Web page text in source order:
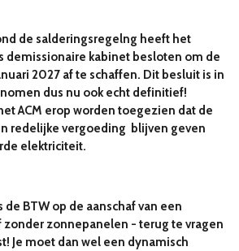
de salderingsregelng heeft het
demissionaire kabinet besloten om de
2027 af te schaffen. Dit besluit is in
dus nu ook echt definitief!
ACM erop worden toegezien dat de
redelijke vergoeding blijven geven
elektriciteit.
BTW op de aanschaf van een
zonnepanelen - terug te vragen
Je moet dan wel een dynamisch